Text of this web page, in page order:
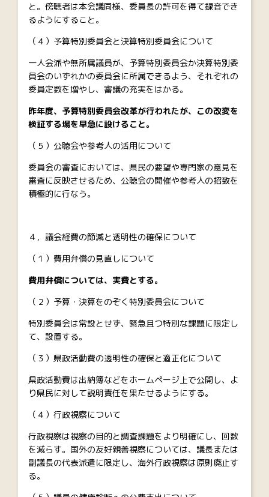
と。傍聴者は本会議同様、委員長の許可を得て録音でき
るようにすること。
（４）予算特別委員会と決算特別委員会について
一人会派や無所属議員が、予算特別委員会か決算特別委
員会のいずれかの委員会に所属できるよう、それぞれの
委員定数を増やし、審議の充実をはかる。
昨年度、予算特別委員会改革が行われたが、この改変を
検証する場を早急に設けること。
（５）公聴会や参考人の活用について
委員会の審査においては、県民の要望や専門家の意見を
審査に反映させるため、公聴会の開催や参考人の招致を
積極的に行なう。
４，議会経費の節減と透明性の確保について
（１）費用弁償の見直しについて
費用弁償については、実費とする。
（２）予算・決算をのぞく特別委員会について
特別委員会は常設とせず、緊急且つ特別な課題に限定し
て、設置する。
（３）県政活動費の透明性の確保と適正化について
県政活動費は出納簿などをホームページ上で公開し、よ
り県民に対して説明責任を果たせるようにする。
（４）行政視察について
行政視察は視察の目的と調査課題をより明確にし、回数
を減らす。国外の友好親善視察については、議長または
副議長の代表派遣に限定し、海外行政視察は原則廃止す
る。